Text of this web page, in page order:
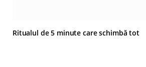
Ritualul de 5 minute care schimbă tot